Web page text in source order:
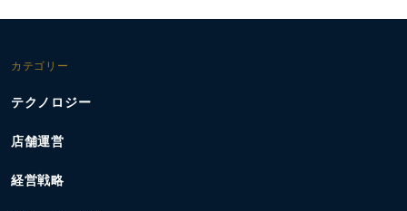
カテゴリー
テクノロジー
店舗運営
経営戦略